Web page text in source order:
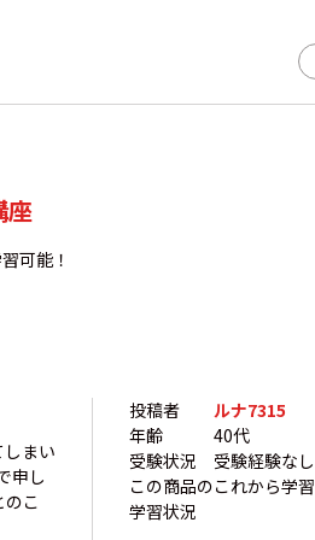
座
可能！
まい
申し
こ
投稿者
ルナ7315
年齢
40代
受験状況
受験経験なし
この商品の
学習状況
これから学習